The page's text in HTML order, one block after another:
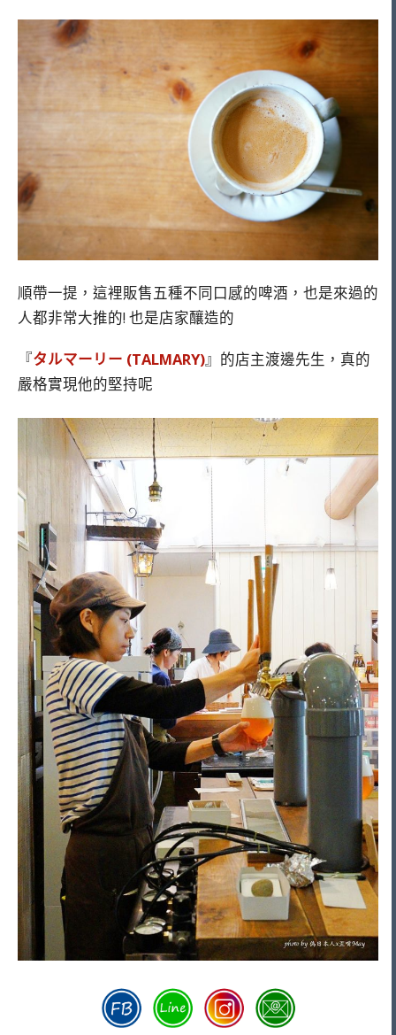
順帶一提，這裡販售五種不同口感的啤酒，也是來過的
人都非常大推的! 也是店家釀造的
『タルマーリー (TALMARY)』的店主渡邊先生，真的
嚴格實現他的堅持呢